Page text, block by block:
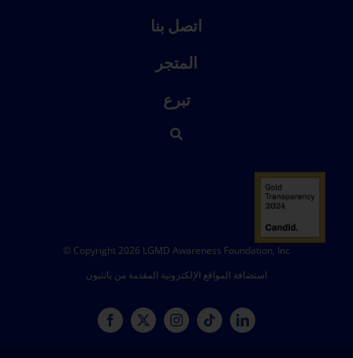
اتصل بنا
المتجر
تبرع
© Copyright 2026 LGMD Awareness Foundation, Inc
استضافة المواقع الإلكترونية المقدمة من بانثيون